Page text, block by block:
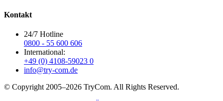
Kontakt
24/7 Hotline
0800 - 55 600 606
International:
+49 (0) 4108-59023 0
info@try-com.de
© Copyright 2005–2026 TryCom. All Rights Reserved.